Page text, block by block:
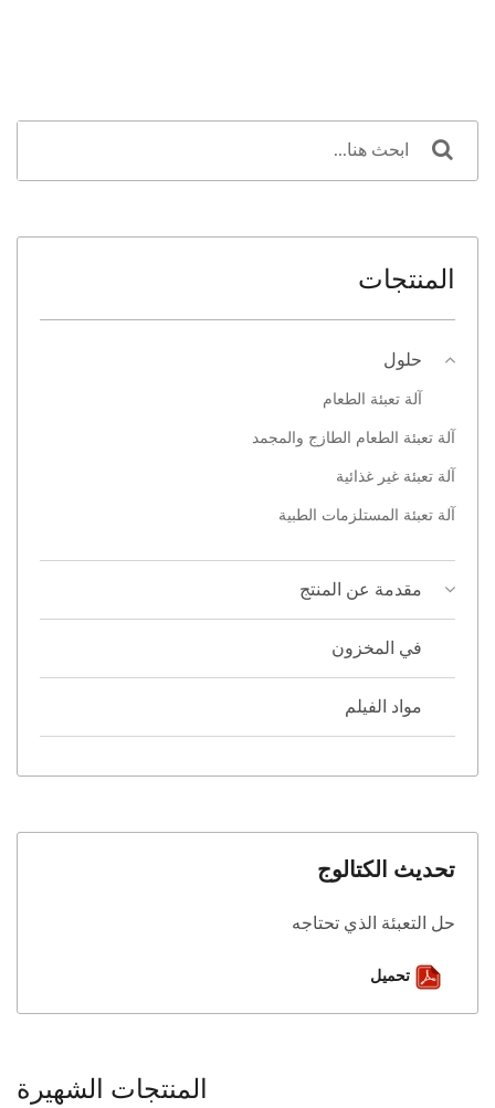
المنتجات
حلول
آلة تعبئة الطعام
آلة تعبئة الطعام الطازج والمجمد
آلة تعبئة غير غذائية
آلة تعبئة المستلزمات الطبية
مقدمة عن المنتج
في المخزون
مواد الفيلم
تحديث الكتالوج
حل التعبئة الذي تحتاجه
تحميل
المنتجات الشهيرة